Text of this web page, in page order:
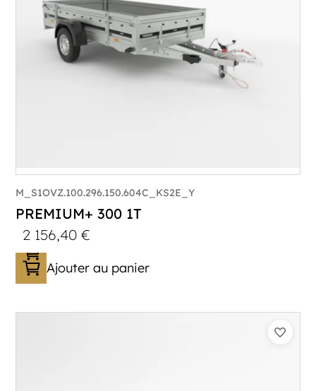
M_S1OVZ.100.296.150.604C_KS2E_Y
PREMIUM+ 300 1T
2 156,40€
Ajouter au panier